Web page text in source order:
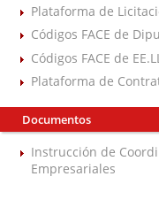
Plataforma de
Códigos FACE de
Códigos FACE de EE.LL
Plataforma de
Documentos
Instrucción de
Empresariales